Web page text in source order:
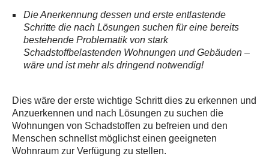
Die Anerkennung dessen und erste entlastende
Schritte die nach Lösungen suchen für eine bereits
bestehende Problematik von stark
Schadstoffbelastenden Wohnungen und Gebäuden –
wäre und ist mehr als dringend notwendig!
Dies wäre der erste wichtige Schritt dies zu erkennen und
Anzuerkennen und nach Lösungen zu suchen die
Wohnungen von Schadstoffen zu befreien und den
Menschen schnellst möglichst einen geeigneten
Wohnraum zur Verfügung zu stellen.